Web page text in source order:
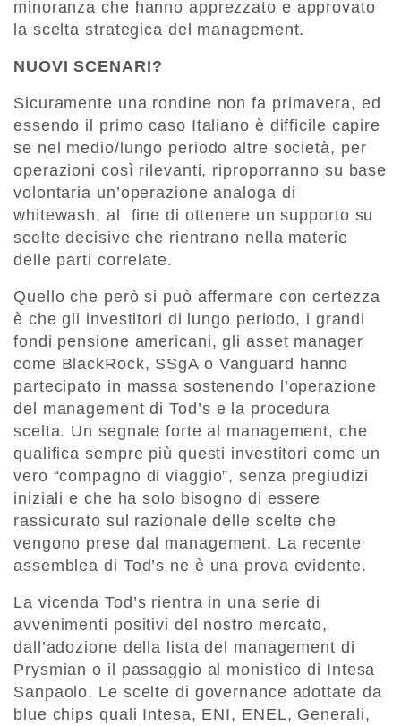
minoranza che hanno apprezzato e approvato
la scelta strategica del management.
NUOVI SCENARI?
Sicuramente una rondine non fa primavera, ed
essendo il primo caso Italiano è difficile capire
se nel medio/lungo periodo altre società, per
operazioni così rilevanti, riproporranno su base
volontaria un’operazione analoga di
whitewash, al fine di ottenere un supporto su
scelte decisive che rientrano nella materie
delle parti correlate.
Quello che però si può affermare con certezza
è che gli investitori di lungo periodo, i grandi
fondi pensione americani, gli asset manager
come BlackRock, SSgA o Vanguard hanno
partecipato in massa sostenendo l’operazione
del management di Tod’s e la procedura
scelta. Un segnale forte al management, che
qualifica sempre più questi investitori come un
vero “compagno di viaggio”, senza pregiudizi
iniziali e che ha solo bisogno di essere
rassicurato sul razionale delle scelte che
vengono prese dal management. La recente
assemblea di Tod’s ne è una prova evidente.
La vicenda Tod’s rientra in una serie di
avvenimenti positivi del nostro mercato,
dall’adozione della lista del management di
Prysmian o il passaggio al monistico di Intesa
Sanpaolo. Le scelte di governance adottate da
blue chips quali Intesa, ENI, ENEL, Generali,